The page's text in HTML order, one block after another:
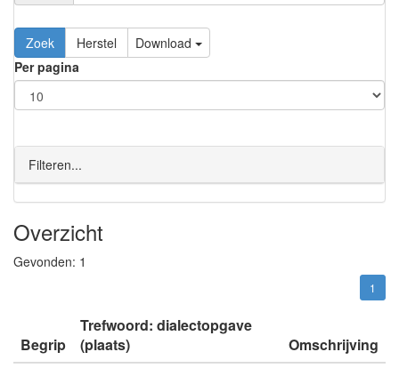
Zoek Herstel
Download
Per pagina
Filteren...
Overzicht
Gevonden: 1
1
Begrip
Trefwoord: dialectopgave
(plaats)
Omschrijving